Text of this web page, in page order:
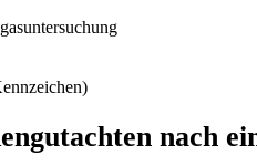
nach